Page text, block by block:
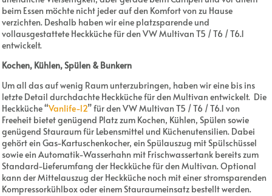
beim Essen möchte nicht jeder auf den Komfort von zu Hause
verzichten. Deshalb haben wir eine platzsparende und
vollausgestattete Heckküche für den VW Multivan T5 / T6 / T6.1
entwickelt.
Kochen, Kühlen, Spülen & Bunkern
Um all das auf wenig Raum unterzubringen, haben wir eine bis ins
letzte Detail durchdachte Heckküche für den Multivan entwickelt. Die
Heckküche “Vanlife-l2” für den VW Multivan T5 / T6 / T6.1 von
Freeheit bietet genügend Platz zum Kochen, Kühlen, Spülen sowie
genügend Stauraum für Lebensmittel und Küchenutensilien. Dabei
gehört ein Gas-Kartuschenkocher, ein Spülauszug mit Spülschüssel
sowie ein Automatik-Wasserhahn mit Frischwassertank bereits zum
Standard-Lieferumfang der Heckküche für den Multivan. Optional
kann der Mittelauszug der Heckküche noch mit einer stromsparenden
Kompressorkühlbox oder einem Stauraumeinsatz bestellt werden.